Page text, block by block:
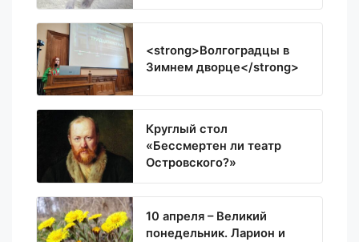
<strong>Волгоградцы в
Зимнем дворце</strong>
Круглый стол
«Бессмертен ли театр
Островского?»
10 апреля – Великий
понедельник. Ларион и